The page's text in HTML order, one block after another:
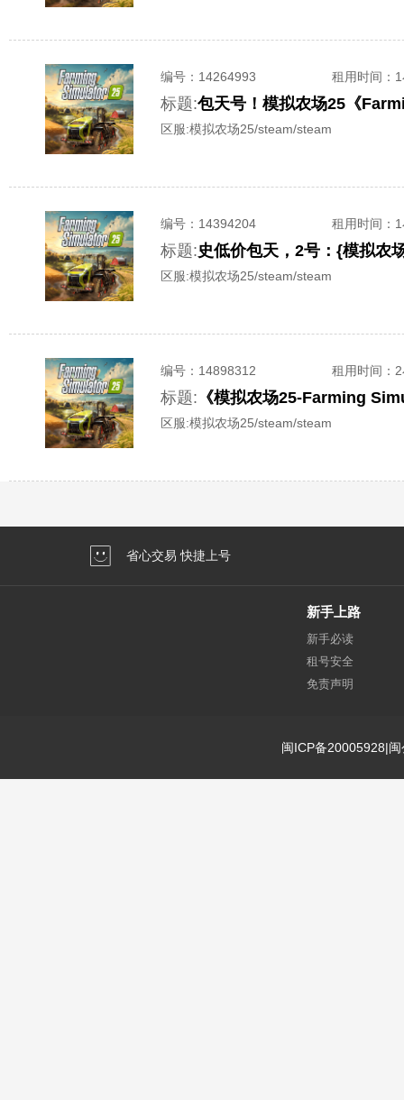
编号： 14264993 租用时间 ：
标题:包天号！模拟农场25《
区服:模拟农场25/steam/steam
编号： 14394204 租用时间 ：
标题:史低价包天，2号：{模拟
区服:模拟农场25/steam/steam
编号： 14898312 租用时间 ：
标题: 《模拟农场25-Farming
区服:模拟农场25/steam/steam
省心交易 快捷上号
新手上路
新手必读
租号安全
免责声明
闽ICP备20005928|